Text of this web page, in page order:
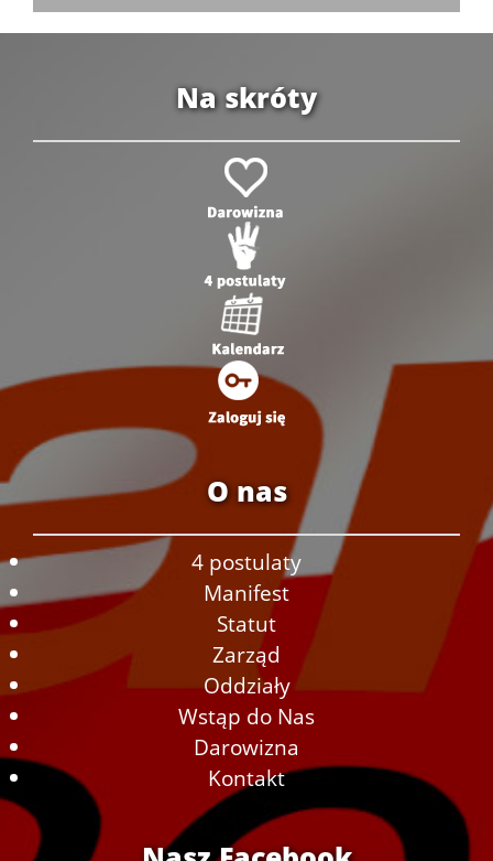
Na skróty
O nas
4 postulaty
Manifest
Statut
Zarząd
Oddziały
Wstąp do Nas
Darowizna
Kontakt